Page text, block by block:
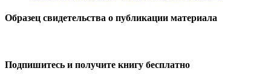
Образец свидетельства о публикации материала
Подпишитесь и получите книгу бесплатно